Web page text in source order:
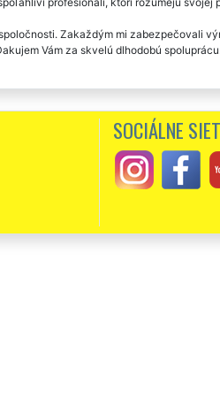
Zakaždým mi zabezpečovali
Vám za skvelú dlhodobú spoluprácu.
SOCIÁLNE